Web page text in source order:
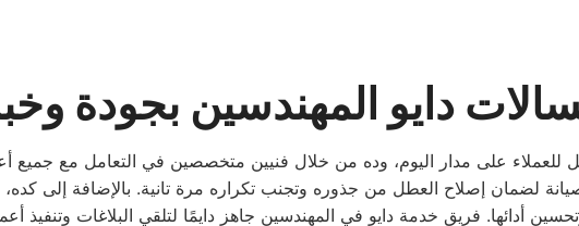
دايو المهندسين بجودة
على مدار اليوم، وده من خلال فنيين متخصصين في التعامل مع جميع
لضمان إصلاح العطل من جذوره وتجنب تكراره مرة تانية. بالإضافة إلى